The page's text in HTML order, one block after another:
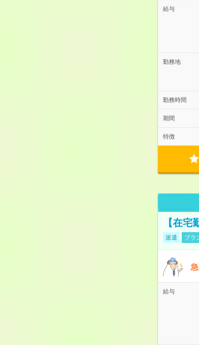
給与
勤務地
勤務時間
期間
特徴
【在
派遣 ブラ
給与